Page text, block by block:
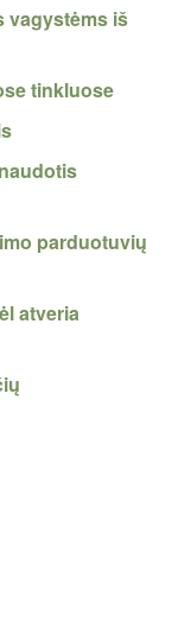
vagystėms iš
tinkluose
parduotuvių
atveria